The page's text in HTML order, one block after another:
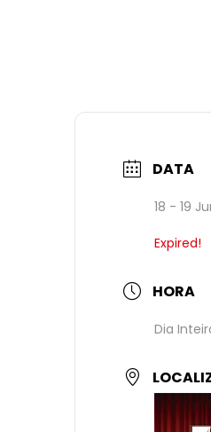
DATA
18 - 19
Expired!
HORA
Dia